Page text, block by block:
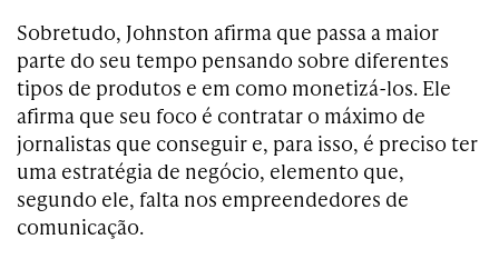
Sobretudo, Johnston afirma que passa a maior
parte do seu tempo pensando sobre diferentes
tipos de produtos e em como monetizá-los. Ele
afirma que seu foco é contratar o máximo de
jornalistas que conseguir e, para isso, é preciso ter
uma estratégia de negócio, elemento que,
segundo ele, falta nos empreendedores de
comunicação.